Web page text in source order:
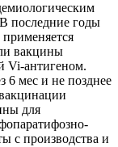
последние годы
вакцины
Vi-антигеном.
6 мес и не позднее
для
с производства и